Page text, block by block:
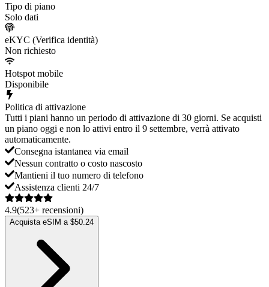
Tipo di piano
Solo dati
eKYC (Verifica identità)
Non richiesto
Hotspot mobile
Disponibile
Politica di attivazione
Tutti i piani hanno un periodo di attivazione di 30 giorni. Se acquisti
un piano oggi e non lo attivi entro il 9 settembre, verrà attivato
automaticamente.
Consegna istantanea via email
Nessun contratto o costo nascosto
Mantieni il tuo numero di telefono
Assistenza clienti 24/7
4.9(523+ recensioni)
Acquista eSIM a $50.24